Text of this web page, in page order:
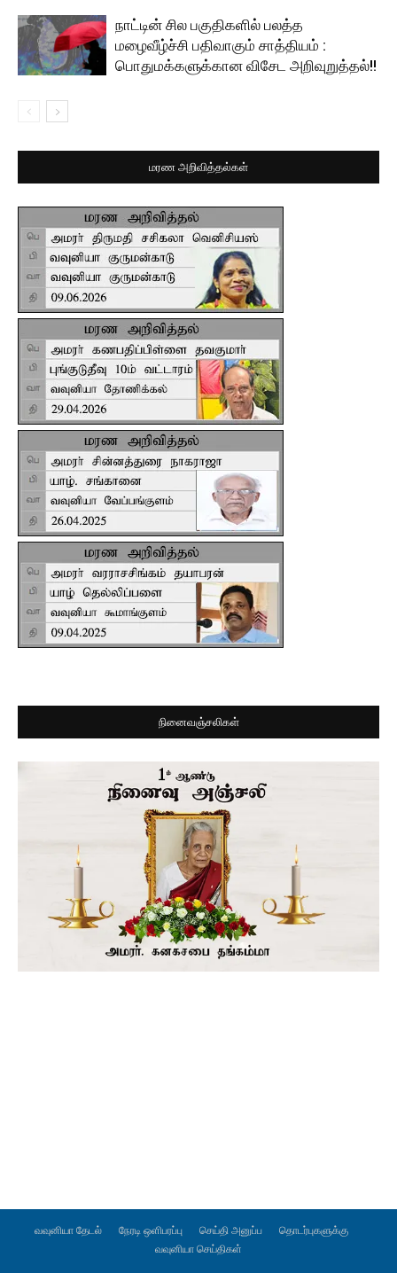
நாட்டின் சில பகுதிகளில் பலத்த
மழைவீழ்ச்சி பதிவாகும் சாத்தியம் :
பொதுமக்களுக்கான விசேட அறிவுறுத்தல்!!
மரண அறிவித்தல்கள்
நினைவஞ்சலிகள்
வவுனியா தேடல் நேரடி ஒளிபரப்பு செய்தி அனுப்ப
தொடர்புகளுக்கு
வவுனியா செய்திகள்